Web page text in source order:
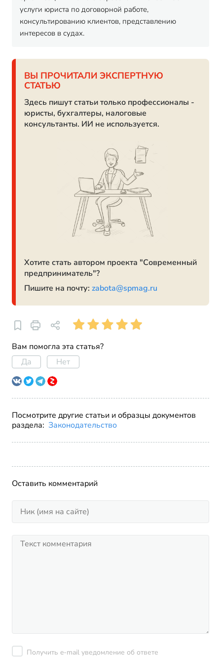
услуги юриста по договорной работе,
консультированию клиентов, представлению
интересов в судах.
ВЫ ПРОЧИТАЛИ ЭКСПЕРТНУЮ
СТАТЬЮ
Здесь пишут статьи только профессионалы -
юристы, бухгалтеры, налоговые
консультанты. ИИ не используется.
Хотите стать автором проекта "Современный
предприниматель"?
Пишите на почту: zabota@spmag.ru
Вам помогла эта статья?
Да
Нет
Посмотрите другие статьи и образцы документов
раздела: Законодательство
Оставить комментарий
Получить e-mail уведомление об ответе